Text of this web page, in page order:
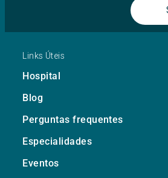
Links Úteis
Hospital
Blog
Perguntas frequentes
Especialidades
Eventos